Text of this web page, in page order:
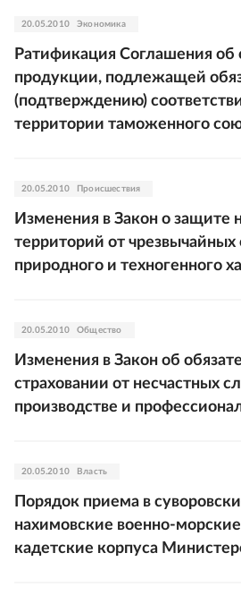
20.05.2010 Экономика
Ратификация Соглашения
продукции, подлежащей
(подтверждению)
территории таможенного
20.05.2010 Происшествия
Изменения в Закон о защите
территорий от чрезвычайных
природного и техногенного
20.05.2010 Общество
Изменения в Закон об
страховании от несчастных
производстве и
20.05.2010 Власть
Порядок приема в
нахимовские военно-
кадетские корпуса